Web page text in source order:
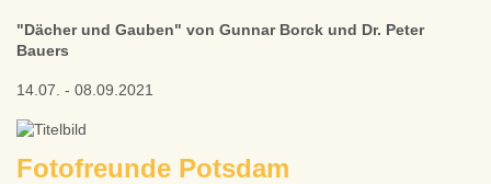
"Dächer und Gauben" von Gunnar Borck und Dr. Peter
Bauers
14.07. - 08.09.2021
Fotofreunde Potsdam